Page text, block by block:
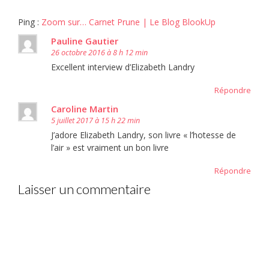
Ping : Zoom sur… Carnet Prune | Le Blog BlookUp
Pauline Gautier
26 octobre 2016 à 8 h 12 min
Excellent interview d’Elizabeth Landry
Répondre
Caroline Martin
5 juillet 2017 à 15 h 22 min
J’adore Elizabeth Landry, son livre « l’hotesse de
l’air » est vraiment un bon livre
Répondre
Laisser un commentaire